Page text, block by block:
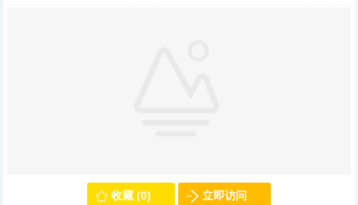
收藏 (0) 立即访问